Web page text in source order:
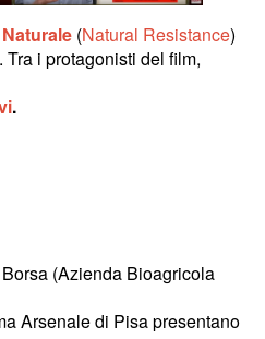
(Natural Resistance)
i protagonisti del film,
.
(Azienda Bioagricola
Arsenale di Pisa presentano